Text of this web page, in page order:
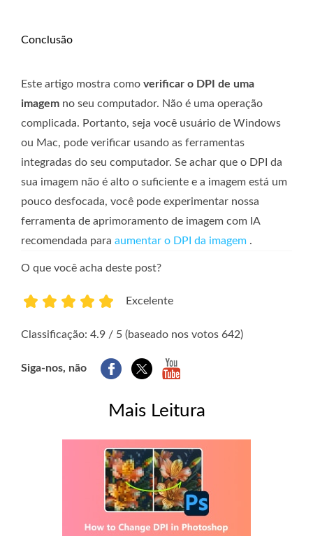
Conclusão
Este artigo mostra como verificar o DPI de uma
imagem no seu computador. Não é uma operação
complicada. Portanto, seja você usuário de Windows
ou Mac, pode verificar usando as ferramentas
integradas do seu computador. Se achar que o DPI da
sua imagem não é alto o suficiente e a imagem está um
pouco desfocada, você pode experimentar nossa
ferramenta de aprimoramento de imagem com IA
recomendada para aumentar o DPI da imagem .
O que você acha deste post?
Excelente
Classificação: 4.9 / 5 (baseado nos votos 642)
Siga-nos, não
Mais Leitura